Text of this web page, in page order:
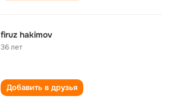
firuz hakimov
36 лет
Добавить в друзья